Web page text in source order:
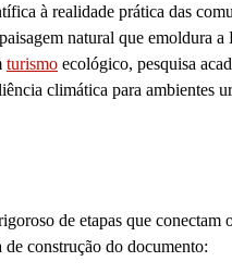
à realidade prática das
natural que emoldura a
turismo ecológico, pesquisa
climática para ambientes
de etapas que conectam
construção do documento: